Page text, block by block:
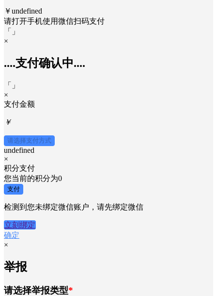
￥undefined
请打开手机使用微信扫码支付
「
」
×
....支付确认中....
「
」
×
支付金额
￥
请选择支付方式
undefined
×
积分支付
您当前的积分为0
支付
检测到您未绑定微信账户，请先绑定微信
立刻绑定
确定
×
举报
请选择举报类型*